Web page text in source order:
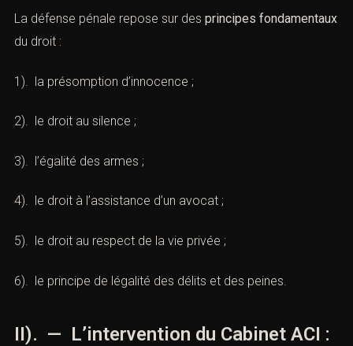
La défense pénale repose sur des principes fondamentaux
du droit :
1). la présomption d’innocence ;
2). le droit au silence ;
3). l’égalité des armes ;
4). le droit à l’assistance d’un avocat ;
5). le droit au respect de la vie privée ;
6). le principe de légalité des délits et des peines.
II). — L’intervention du Cabinet ACI :